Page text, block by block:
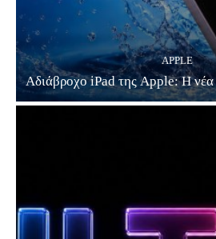
APPLE
Αδιάβροχο iPad της Apple: Η νέα